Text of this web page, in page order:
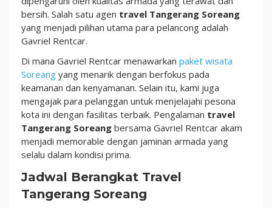
Terawat
bersih. Salah satu agen travel Tangerang Soreang
yang menjadi pilihan utama para pelancong adalah
Gavriel Rentcar.
Di mana Gavriel Rentcar menawarkan paket wisata
Soreang yang menarik dengan berfokus pada
keamanan dan kenyamanan. Selain itu, kami juga
mengajak para pelanggan untuk menjelajahi pesona
kota ini dengan fasilitas terbaik. Pengalaman travel
Tangerang Soreang bersama Gavriel Rentcar akam
menjadi memorable dengan jaminan armada yang
selalu dalam kondisi prima.
Jadwal Berangkat Travel
Tangerang Soreang